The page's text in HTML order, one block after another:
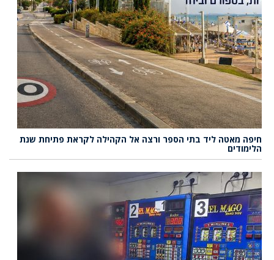
חיפה מאטה ליד בתי הספר ורצה אל הקהילה לקראת פתיחת שנת
הלימודים